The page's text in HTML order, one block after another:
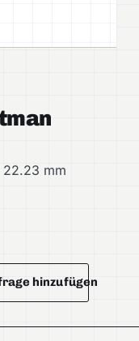
22.23 mm
hinzufügen